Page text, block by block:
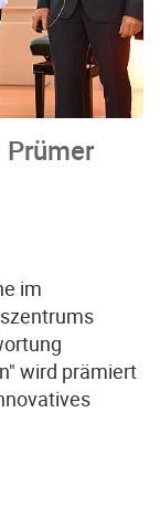
im
wird prämiert